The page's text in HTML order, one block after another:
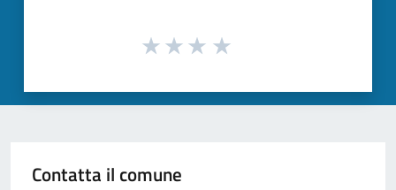
Contatta il comune